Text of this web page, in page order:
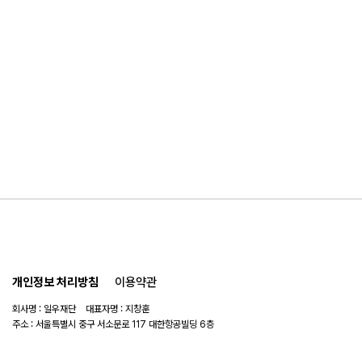
개인정보 처리방침 이용약관
회사명 : 일우재단 대표자명 : 지창훈
주소 : 서울특별시 중구 서소문로 117 대한항공빌딩 6층